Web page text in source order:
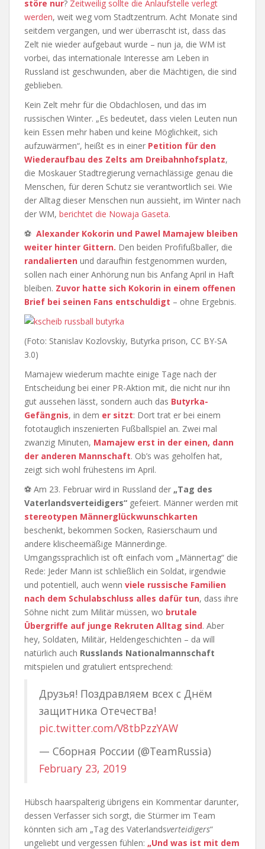
störe nur? Zeitweilig sollte die Anlaufstelle verlegt
werden, weit weg vom Stadtzentrum. Acht Monate sind
seitdem vergangen, und wer überrascht ist, dass das
Zelt nie wieder aufgebaut wurde – nun ja, die WM ist
vorbei, das internationale Interesse am Leben in
Russland ist geschwunden, aber die Mächtigen, die sind
geblieben.
Kein Zelt mehr für die Obdachlosen, und das im
russischen Winter. „Es bedeutet, dass vielen Leuten nun
kein Essen mehr haben und keine Möglichkeit, sich
aufzuwärmen“, heißt es in einer Petition für den
Wiederaufbau des Zelts am Dreibahnhofsplatz,
die Moskauer Stadtregierung vernachlässige genau die
Menschen, für deren Schutz sie verantwortlich sei. Wie
der Alltag dieser Menschen nun aussieht, im Winter nach
der WM, berichtet die Nowaja Gaseta.
⚽ Alexander Kokorin und Pawel Mamajew bleiben
weiter hinter Gittern. Den beiden Profifußballer, die
randalierten und daraufhin festgenommen wurden,
sollen nach einer Anhörung nun bis Anfang April in Haft
bleiben. Zuvor hatte sich Kokorin in einem offenen
Brief bei seinen Fans entschuldigt – ohne Ergebnis.
(Foto: Stanislav Kozlovskiy, Butyrka prison, CC BY-SA
3.0)
Mamajew wiederum machte einige Tage nach der
Entscheidung bei einer PR-Aktion mit, die nicht nur ihn
gut aussehen lässt, sondern auch das Butyrka-
Gefängnis, in dem er sitzt: Dort trat er bei einem
fototauglich inszenierten Fußballspiel an. Zwei mal
zwanzig Minuten, Mamajew erst in der einen, dann
der anderen Mannschaft. Ob’s was geholfen hat,
zeigt sich wohl frühestens im April.
⚽ Am 23. Februar wird in Russland der „Tag des
Vaterlandsverteidigers“ gefeiert. Männer werden mit
stereotypen Männerglückwunschkarten
beschenkt, bekommen Socken, Rasierschaum und
andere klischeemäßige Männerdinge.
Umgangssprachlich ist oft einfach vom „Männertag“ die
Rede: Jeder Mann ist schließlich ein Soldat, irgendwie
und potentiell, auch wenn viele russische Familien
nach dem Schulabschluss alles dafür tun, dass ihre
Söhne nicht zum Militär müssen, wo brutale
Übergriffe auf junge Rekruten Alltag sind. Aber
hey, Soldaten, Militär, Heldengeschichten – da will
natürlich auch Russlands Nationalmannschaft
mitspielen und gratuliert entsprechend:
Друзья! Поздравляем всех с Днём
защитника Отечества!
pic.twitter.com/V8tbPzzYAW
— Сборная России (@TeamRussia)
February 23, 2019
Hübsch haarspalterig übrigens ein Kommentar darunter,
dessen Verfasser sich sorgt, die Stürmer im Team
könnten sich am „Tag des Vaterlandsverteidigers“
ungeliebt und vergessen fühlen: „Und was ist mit dem